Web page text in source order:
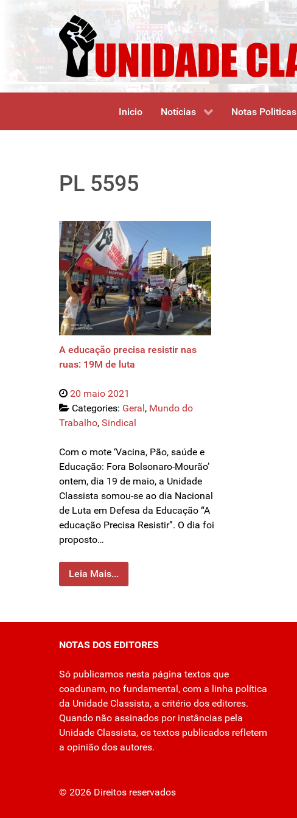
Inicio Notícias Notas Politicas
PL 5595
A educação precisa resistir nas
ruas: 19M de luta
20 maio 2021
Categories: Geral , Mundo do
Trabalho, Sindical
Com o mote ‘Vacina, Pão, saúde e
Educação: Fora Bolsonaro-Mourão’
ontem, dia 19 de maio, a Unidade
Classista somou-se ao dia Nacional
de Luta em Defesa da Educação “A
educação Precisa Resistir”. O dia foi
proposto…
Leia Mais...
NOTAS DOS EDITORES
Só publicamos nesta página textos que
coadunam, no fundamental, com a linha política
da Unidade Classista, a critério dos editores.
Quando não assinados por instâncias pela
Unidade Classista, os textos publicados refletem
a opinião dos autores.
© 2026 Direitos reservados